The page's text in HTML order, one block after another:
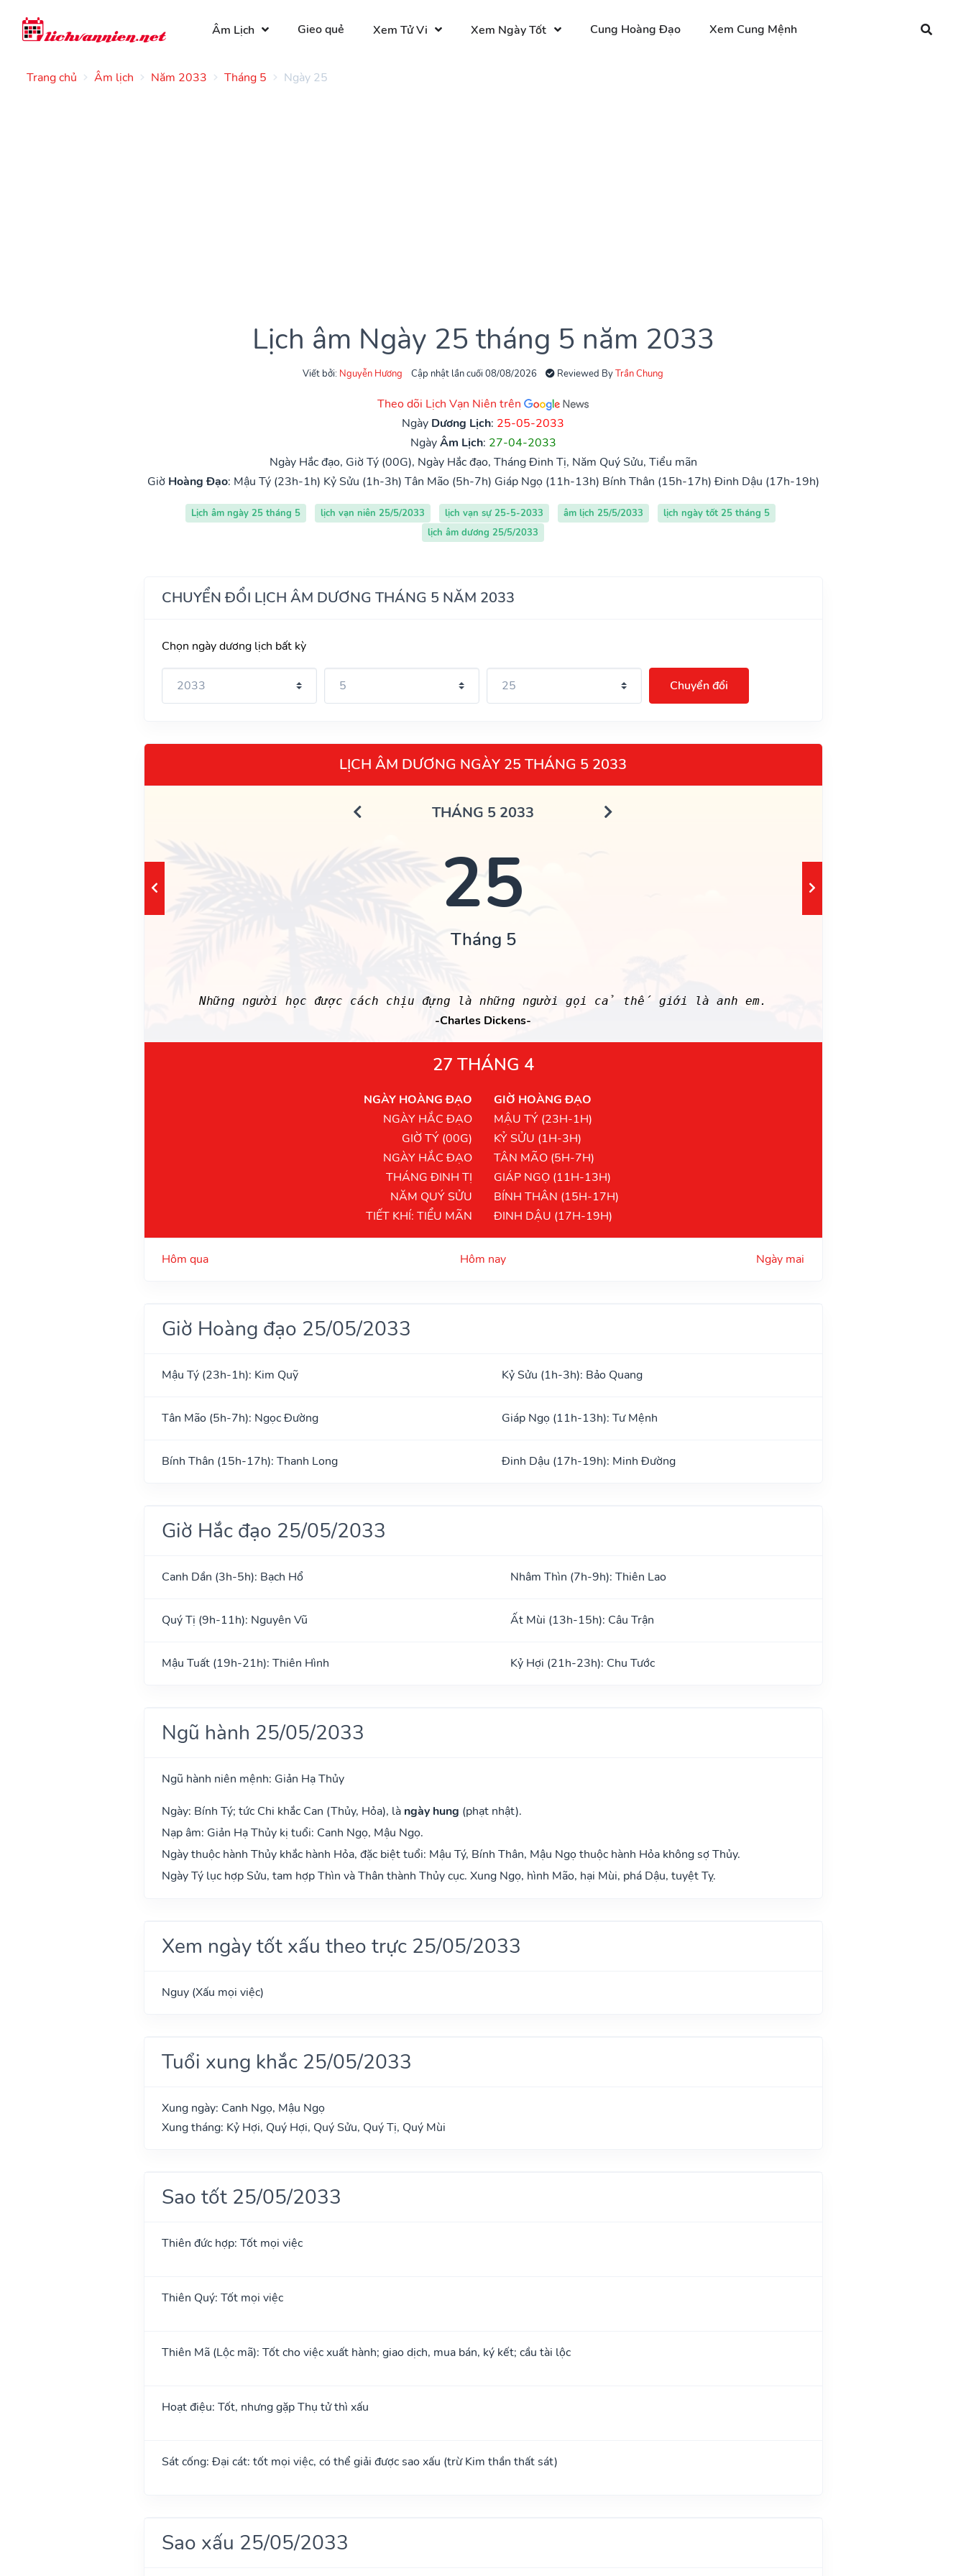
Âm Lịch Gieo quẻ Xem Tử Vi Xem Ngày Tốt Cung Hoàng Đạo Xem Cung Mệnh
Trang chủ Âm lịch Năm 2033 Tháng 5 Ngày 25
Lịch âm Ngày 25 tháng 5 năm 2033
Viết bởi: Nguyễn Hương Cập nhật lần cuối 08/08/2026 Reviewed ByTrần Chung
Theo dõi Lịch Vạn Niên trên
Ngày Dương Lịch: 25-05-2033
NgàyÂm Lịch: 27-04-2033
Ngày Hắc đạo, Giờ Tý (00G), Ngày Hắc đạo, Tháng Đinh Tị, Năm Quý Sửu, Tiểu mãn
Giờ Hoàng Đạo: Mậu Tý (23h-1h) Kỷ Sửu (1h-3h) Tân Mão (5h-7h) Giáp Ngọ (11h-13h) Bính Thân (15h-17h) Đinh Dậu (17h-19h)
Lịch âm ngày 25 tháng 5 lịch vạn niên 25/5/2033 lịch vạn sự 25-5-2033 âm lịch 25/5/2033
lịch ngày tốt 25 tháng 5
lịch âm dương 25/5/2033
CHUYỂN ĐỔI LỊCH ÂM DƯƠNG THÁNG 5 NĂM 2033
Chọn ngày dương lịch bất kỳ
Chuyển đổi
LỊCH ÂM DƯƠNG NGÀY 25 THÁNG 5 2033
THÁNG 5 2033
25
Tháng 5
Những người học được cách chịu đựng là những người gọi cả thế giới là anh em.
-Charles Dickens-
27 THÁNG 4
NGÀY HOÀNG ĐẠO
NGÀY HẮC ĐẠO
GIỜ TÝ (00G)
NGÀY HẮC ĐẠO
THÁNG ĐINH TỊ
NĂM QUÝ SỬU
TIẾT KHÍ: TIỂU MÃN
GIỜ HOÀNG ĐẠO
MẬU TÝ (23H-1H)
KỶ SỬU (1H-3H)
TÂN MÃO (5H-7H)
GIÁP NGỌ (11H-13H)
BÍNH THÂN (15H-17H)
ĐINH DẬU (17H-19H)
Hôm qua Hôm nay Ngày mai
Giờ Hoàng đạo 25/05/2033
Mậu Tý (23h-1h): Kim Quỹ Kỷ Sửu (1h-3h): Bảo Quang
Tân Mão (5h-7h): Ngọc Đường Giáp Ngọ (11h-13h): Tư Mệnh
Bính Thân (15h-17h): Thanh Long Đinh Dậu (17h-19h): Minh Đường
Giờ Hắc đạo 25/05/2033
Canh Dần (3h-5h): Bạch Hổ Nhâm Thìn (7h-9h): Thiên Lao
Quý Tị (9h-11h): Nguyên Vũ Ất Mùi (13h-15h): Câu Trận
Mậu Tuất (19h-21h): Thiên Hình Kỷ Hợi (21h-23h): Chu Tước
Ngũ hành 25/05/2033
Ngũ hành niên mệnh: Giản Hạ Thủy
Ngày: Bính Tý; tức Chi khắc Can (Thủy, Hỏa), là ngày hung (phạt nhật).
Nạp âm: Giản Hạ Thủy kị tuổi: Canh Ngọ, Mậu Ngọ.
Ngày thuộc hành Thủy khắc hành Hỏa, đặc biệt tuổi: Mậu Tý, Bính Thân, Mậu Ngọ thuộc hành Hỏa không sợ Thủy.
Ngày Tý lục hợp Sửu, tam hợp Thìn và Thân thành Thủy cục. Xung Ngọ, hình Mão, hại Mùi, phá Dậu, tuyệt Tỵ.
Xem ngày tốt xấu theo trực 25/05/2033
Nguy (Xấu mọi việc)
Tuổi xung khắc 25/05/2033
Xung ngày: Canh Ngọ, Mậu Ngọ
Xung tháng: Kỷ Hợi, Quý Hợi, Quý Sửu, Quý Tị, Quý Mùi
Sao tốt 25/05/2033
Thiên đức hợp: Tốt mọi việc
Thiên Quý: Tốt mọi việc
Thiên Mã (Lộc mã): Tốt cho việc xuất hành; giao dịch, mua bán, ký kết; cầu tài lộc
Hoạt điệu: Tốt, nhưng gặp Thụ tử thì xấu
Sát cống: Đại cát: tốt mọi việc, có thể giải được sao xấu (trừ Kim thần thất sát)
Sao xấu 25/05/2033